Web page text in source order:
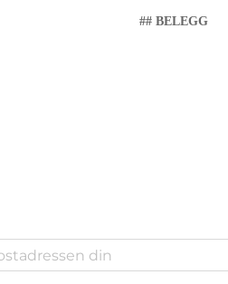
## BELEGG